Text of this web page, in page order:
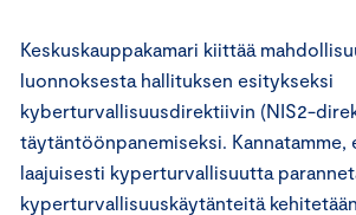
Keskuskauppakamari kiittää
luonnoksesta hallituksen esitykseksi
kyberturvallisuusdirektiivin (NIS2-
täytäntöönpanemiseksi. Kannatamme,
laajuisesti kyperturvallisuutta
kyperturvallisuuskäytänteitä